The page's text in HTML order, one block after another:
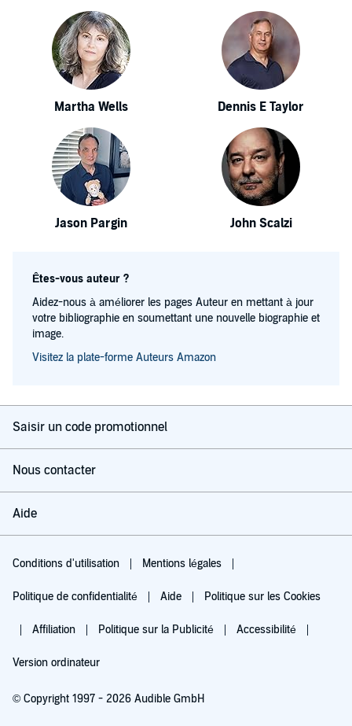
Martha Wells Dennis E Taylor
Jason Pargin John Scalzi
Êtes-vous auteur ?
Aidez-nous à améliorer les pages Auteur en mettant à jour
votre bibliographie en soumettant une nouvelle biographie et
image.
Visitez la plate-forme Auteurs Amazon
Saisir un code promotionnel
Nous contacter
Aide
Conditions d'utilisation Mentions légales
Politique de confidentialité Aide Politique sur les Cookies
Affiliation Politique sur la Publicité Accessibilité
Version ordinateur
© Copyright 1997 - 2026 Audible GmbH